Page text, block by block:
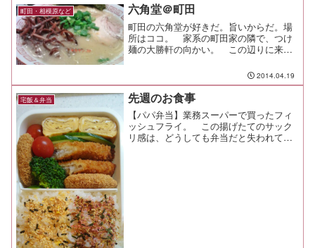
町田・相模原など 六角堂＠町田
町田の六角堂が好きだ。旨いからだ。場
所はココ。 家系の町田家の隣で、つけ
麺の大勝軒の向かい。 この辺りに来れ
ジャンルは長浜ラーメン。 見ての通り
の白濁した濃厚なスープに、極細麺の組
み合わせ。長浜ラーメンが...
2014.04.19
宅飯＆弁当 先週のお食事
【パパ弁当】業務スーパーで買ったフィ
ッシュフライ。 この揚げたてのサック
リ感は、どうしても弁当だと失われてし